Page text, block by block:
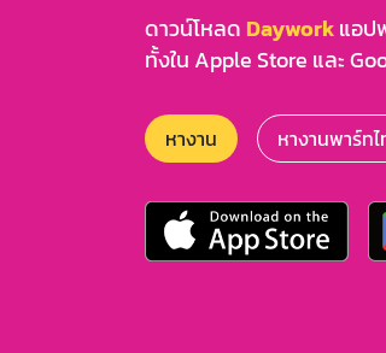
ดาวน์โหลด Dayworkแอป
ทั้งใน Apple Store และ
หางาน หางานพาร์ท